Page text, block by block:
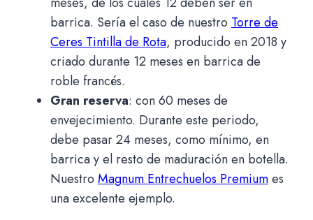
barrica. Sería el caso de nuestro Torre de
Ceres Tintilla de Rota, producido en 2018 y
criado durante 12 meses en barrica de
roble francés.
Gran reserva: con 60 meses de
envejecimiento. Durante este periodo,
debe pasar 24 meses, como mínimo, en
barrica y el resto de maduración en botella.
Nuestro Magnum Entrechuelos Premiumes
una excelente ejemplo.